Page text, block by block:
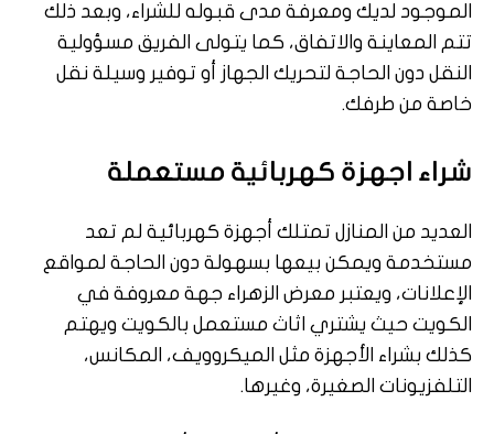
الموجود لديك ومعرفة مدى قبوله للشراء، وبعد ذلك
تتم المعاينة والاتفاق، كما يتولى الفريق مسؤولية
النقل دون الحاجة لتحريك الجهاز أو توفير وسيلة نقل
خاصة من طرفك.
شراء اجهزة كهربائية مستعملة
العديد من المنازل تمتلك أجهزة كهربائية لم تعد
مستخدمة ويمكن بيعها بسهولة دون الحاجة لمواقع
الإعلانات، ويعتبر معرض الزهراء جهة معروفة في
الكويت حيث يشتري اثاث مستعمل بالكويت ويهتم
كذلك بشراء الأجهزة مثل الميكروويف، المكانس،
التلفزيونات الصغيرة، وغيرها.